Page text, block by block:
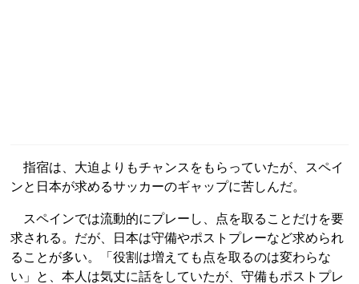
指宿は、大迫よりもチャンスをもらっていたが、スペイ
ンと日本が求めるサッカーのギャップに苦しんだ。
スペインでは流動的にプレーし、点を取ることだけを要
求される。だが、日本は守備やポストプレーなど求められ
ることが多い。「役割は増えても点を取るのは変わらな
い」と、本人は気丈に話をしていたが、守備もポストプレ